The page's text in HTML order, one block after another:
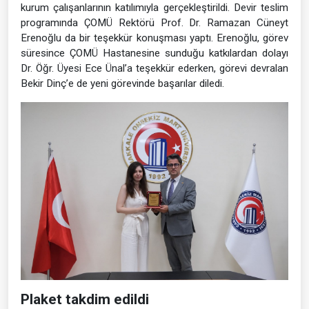
kurum çalışanlarının katılımıyla gerçekleştirildi. Devir teslim
programında ÇOMÜ Rektörü Prof. Dr. Ramazan Cüneyt
Erenoğlu da bir teşekkür konuşması yaptı. Erenoğlu, görev
süresince ÇOMÜ Hastanesine sunduğu katkılardan dolayı
Dr. Öğr. Üyesi Ece Ünal’a teşekkür ederken, görevi devralan
Bekir Dinç’e de yeni görevinde başarılar diledi.
Plaket takdim edildi